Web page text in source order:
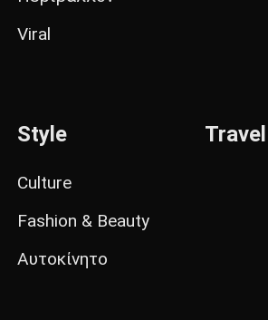
Viral
Style
Culture
Fashion & Beauty
Αυτοκίνητο
Travel